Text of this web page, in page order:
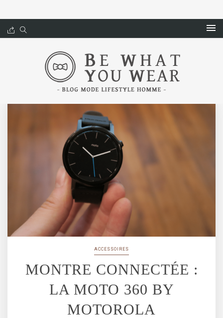
ACCESSOIRES
MONTRE CONNECTÉE :
LA MOTO 360 BY
MOTOROLA